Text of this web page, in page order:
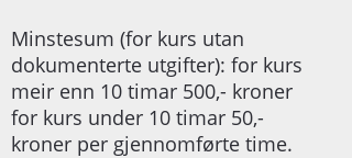
Minstesum (for kurs utan
dokumenterte utgifter): for kurs
meir enn 10 timar 500,- kroner
for kurs under 10 timar 50,-
kroner per gjennomførte time.